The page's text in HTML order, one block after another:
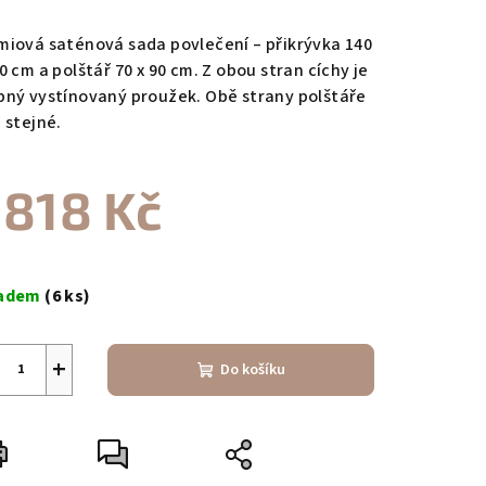
saténová sada povlečení – přikrývka 140
cm a polštář 70 x 90 cm. Z obou stran cíchy je
vystínovaný proužek. Obě strany polštáře
stejné.
Kč
(6 ks)
+ Do košíku